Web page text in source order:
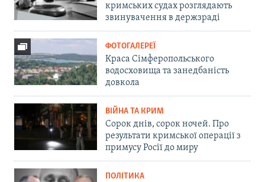
кримських судах розглядають
звинувачення в держзраді
ФОТОГАЛЕРЕЇ
Краса Сімферопольського
водосховища та занедбаність
довкола
ВІЙНА ТА КРИМ
Сорок днів, сорок ночей. Про
результати кримської операції з
примусу Росії до миру
ПОЛІТИКА